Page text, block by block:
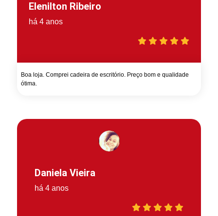
Elenilton Ribeiro
há 4 anos
Boa loja. Comprei cadeira de escritório. Preço bom e qualidade
ótima.
Daniela Vieira
há 4 anos